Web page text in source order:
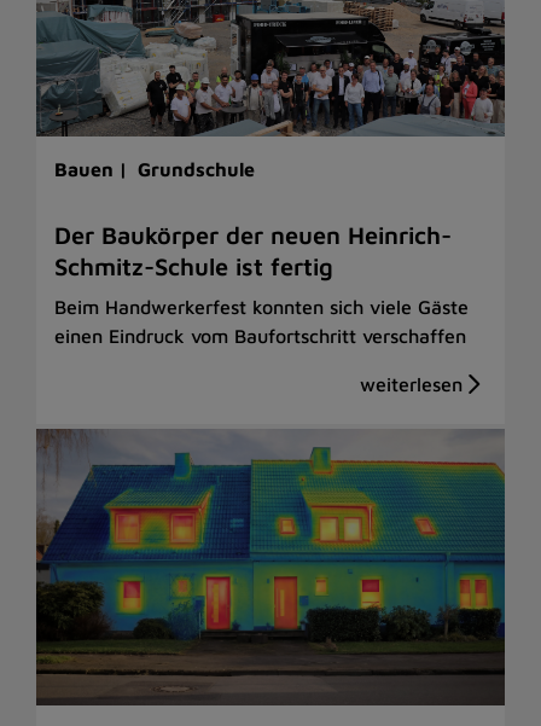
Bauen | Grundschule
Der Baukörper der neuen Heinrich-
Schmitz-Schule ist fertig
Beim Handwerkerfest konnten sich viele Gäste
einen Eindruck vom Baufortschritt verschaffen